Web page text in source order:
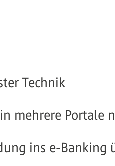
Technik
mehrere Portale
ins e-Banking